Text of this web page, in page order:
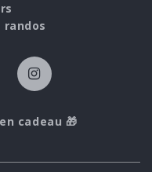
randos
cadeau 🎁